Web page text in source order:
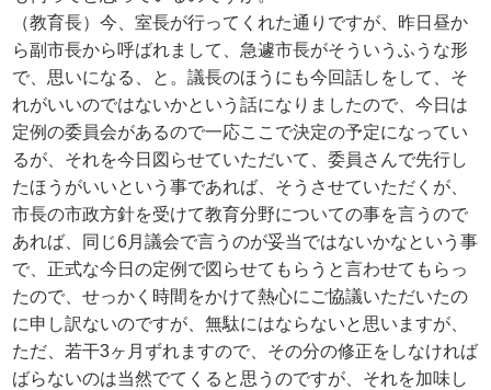
（教育長）今、室長が行ってくれた通りですが、昨日昼か
ら副市長から呼ばれまして、急遽市長がそういうふうな形
で、思いになる、と。議長のほうにも今回話しをして、そ
れがいいのではないかという話になりましたので、今日は
定例の委員会があるので一応ここで決定の予定になってい
るが、それを今日図らせていただいて、委員さんで先行し
たほうがいいという事であれば、そうさせていただくが、
市長の市政方針を受けて教育分野についての事を言うので
あれば、同じ6月議会で言うのが妥当ではないかなという事
で、正式な今日の定例で図らせてもらうと言わせてもらっ
たので、せっかく時間をかけて熱心にご協議いただいたの
に申し訳ないのですが、無駄にはならないと思いますが、
ただ、若干3ヶ月ずれますので、その分の修正をしなければ
ばらないのは当然でてくると思うのですが、それを加味し